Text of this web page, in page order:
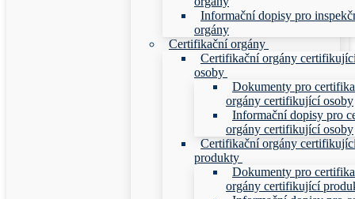
Informační dopisy pro
orgány
Certifikační orgány
Certifikační orgány
osoby
Dokumenty pro
orgány certifikující osoby
Informační dopisy pro
orgány certifikující osoby
Certifikační orgány
produkty
Dokumenty pro
orgány certifikující